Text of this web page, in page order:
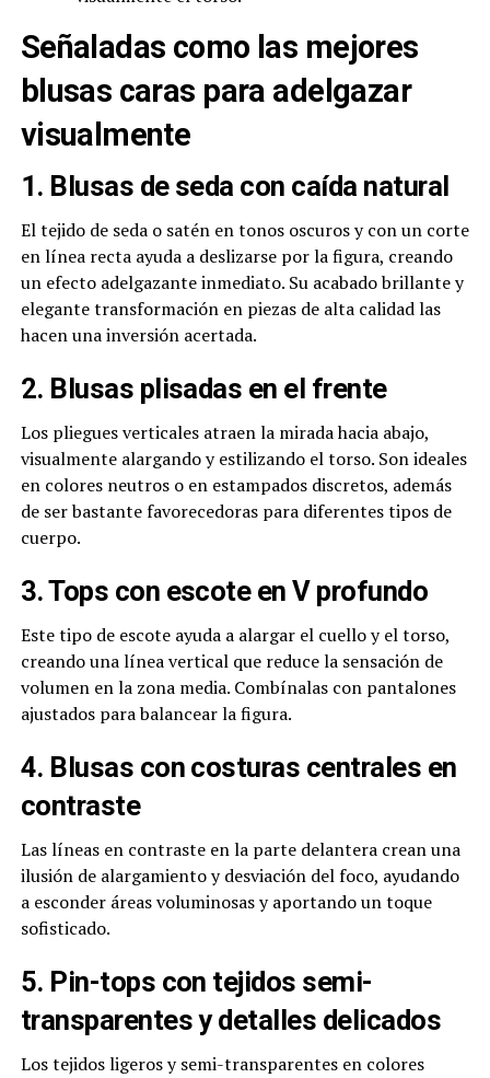
Señaladas como las mejores
blusas caras para adelgazar
visualmente
1. Blusas de seda con caída natural
El tejido de seda o satén en tonos oscuros y con un corte
en línea recta ayuda a deslizarse por la figura, creando
un efecto adelgazante inmediato. Su acabado brillante y
elegante transformación en piezas de alta calidad las
hacen una inversión acertada.
2. Blusas plisadas en el frente
Los pliegues verticales atraen la mirada hacia abajo,
visualmente alargando y estilizando el torso. Son ideales
en colores neutros o en estampados discretos, además
de ser bastante favorecedoras para diferentes tipos de
cuerpo.
3. Tops con escote en V profundo
Este tipo de escote ayuda a alargar el cuello y el torso,
creando una línea vertical que reduce la sensación de
volumen en la zona media. Combínalas con pantalones
ajustados para balancear la figura.
4. Blusas con costuras centrales en
contraste
Las líneas en contraste en la parte delantera crean una
ilusión de alargamiento y desviación del foco, ayudando
a esconder áreas voluminosas y aportando un toque
sofisticado.
5. Pin-tops con tejidos semi-
transparentes y detalles delicados
Los tejidos ligeros y semi-transparentes en colores